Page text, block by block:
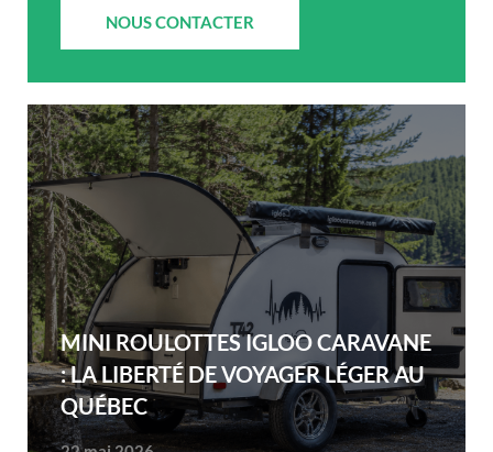
NOUS CONTACTER
MINI ROULOTTES IGLOO CARAVANE
: LA LIBERTÉ DE VOYAGER LÉGER AU
QUÉBEC